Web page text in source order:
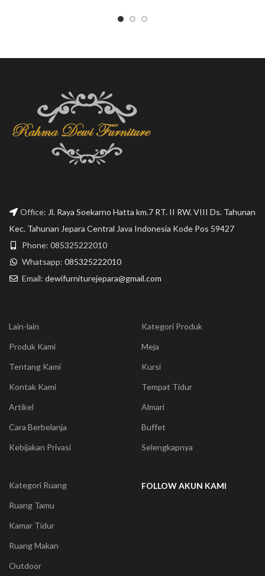
Office: Jl. Raya Soekarno Hatta km.7 RT. II RW. VIII Ds. Tahunan
Kec. Tahunan Jepara Central Java Indonesia Kode Pos 59427
Phone: 085325222010
Whatsapp: 085325222010
Email: dewifurniturejepara@gmail.com
Lain-lain
Produk Kami
Tentang Kami
Kontak Kami
Artikel
Cara Berbelanja
Kebijakan Privasi
Kategori Produk
Meja
Kursi
Tempat Tidur
Almari
Buffet
Selengkapnya
Kategori Ruang
Ruang Tamu
Kamar Tidur
Ruang Makan
Outdoor
FOLLOW AKUN KAMI